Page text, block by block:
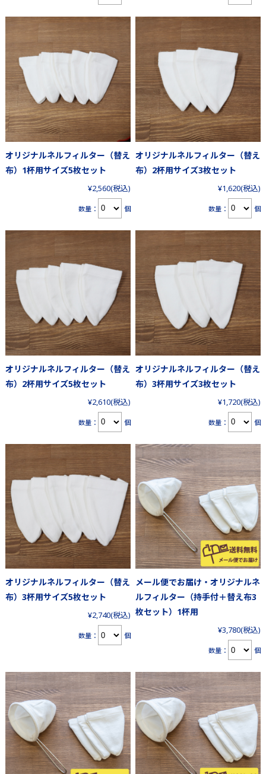
オリジナルネルフィルター（替え
布）1杯用サイズ5枚セット
¥2,560(税込)
数量： 個
オリジナルネルフィルター（替え
布）2杯用サイズ3枚セット
¥1,620(税込)
数量： 個
オリジナルネルフィルター（替え
布）2杯用サイズ5枚セット
¥2,610(税込)
数量： 個
オリジナルネルフィルター（替え
布）3杯用サイズ3枚セット
¥1,720(税込)
数量： 個
オリジナルネルフィルター（替え
布）3杯用サイズ5枚セット
¥2,740(税込)
数量： 個
メール便でお届け・オリジナルネ
ルフィルター（持手付＋替え布3
枚セット）1杯用
¥3,780(税込)
数量： 個